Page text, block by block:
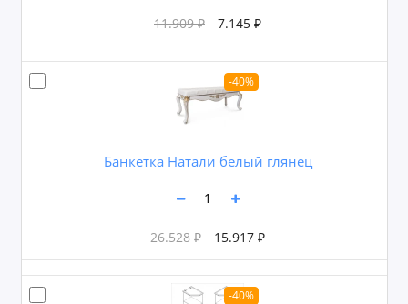
11.909 ₽ 7.145 ₽
-40%
Банкетка Натали белый глянец
26.528 ₽ 15.917 ₽
-40%